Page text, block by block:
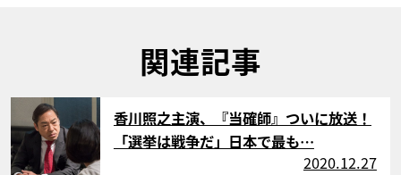
関連記事
サムネイル
香川照之主演、『当確師』ついに放送！
「選挙は戦争だ」日本で最も…
2020.12.27